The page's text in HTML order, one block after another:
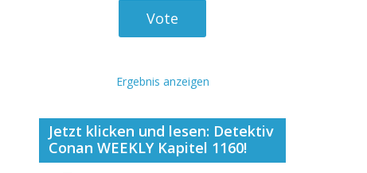
Ergebnis anzeigen
Jetzt klicken und lesen: Detektiv
Conan WEEKLY Kapitel 1160!